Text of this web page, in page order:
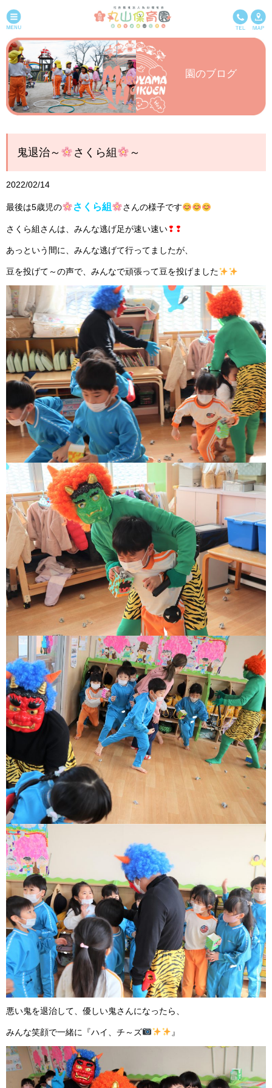
園のブログ
鬼退治～ さくら組 ～
2022/02/14
最後は5歳児の さくら組 さんの様子です
さくら組さんは、みんな逃げ足が速い速い❢❢
あっという間に、みんな逃げて行ってましたが、
豆を投げて～の声で、みんなで頑張って豆を投げました
悪い鬼を退治して、優しい鬼さんになったら、
みんな笑顔で一緒に『ハイ、チ～ズ 』